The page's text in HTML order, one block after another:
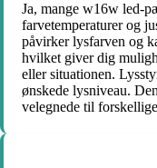
Ja, mange w16w led-
farvetemperaturer og
påvirker lysfarven og
hvilket giver dig
eller situationen.
ønskede lysniveau.
velegnede til